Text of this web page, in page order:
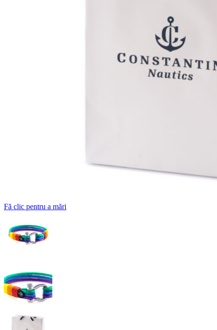
Fă clic pentru a mări